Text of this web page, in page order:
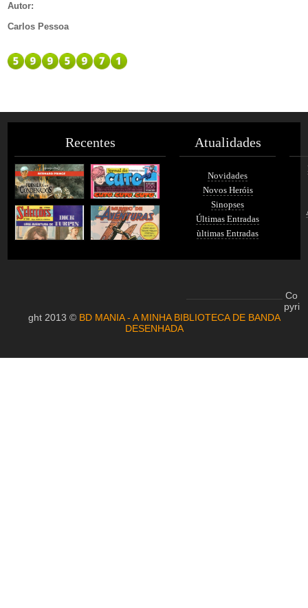
Autor:
Carlos Pessoa
Recentes Atualidades
Novidades
Novos Heróis
Sinopses
Últimas Entradas
ùltimas Entradas
Co
pyri
ght 2013 © BD MANIA - A MINHA BIBLIOTECA DE BANDA
DESENHADA